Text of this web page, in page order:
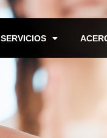
SERVICIOS